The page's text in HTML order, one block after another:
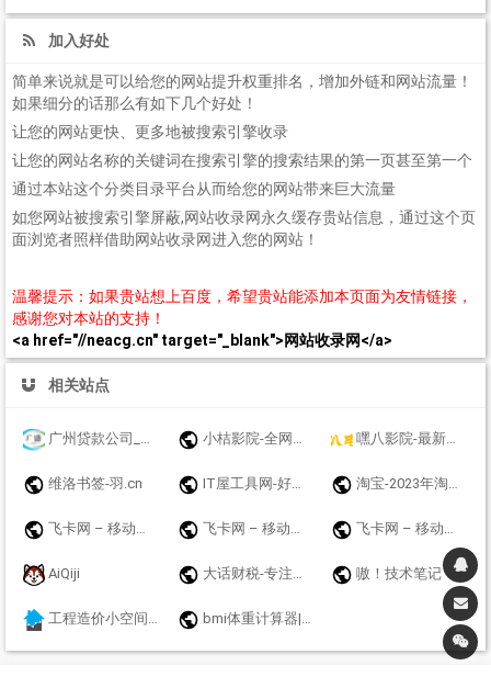
加入好处
简单来说就是可以给您的网站提升权重排名，增加外链和网站流量！
如果细分的话那么有如下几个好处！
让您的网站更快、更多地被搜索引擎收录
让您的网站名称的关键词在搜索引擎的搜索结果的第一页甚至第一个
通过本站这个分类目录平台从而给您的网站带来巨大流量
如您网站被搜索引擎屏蔽,网站收录网永久缓存贵站信息，通过这个页
面浏览者照样借助网站收录网进入您的网站！
温馨提示：如果贵站想上百度，希望贵站能添加本页面为友情链接，
感谢您对本站的支持！
<a href="//neacg.cn" target="_blank">网站收录网</a>
相关站点
广州贷款公司_广州个人小额贷款_广州银行信用贷款_广州公积金贷款_广盛普惠 小桔影院-全网视频免费在线观看 嘿八影院-最新电影电视剧免费高清在线观看
维洛书签-羽.cn IT屋工具网-好用的在线工具都在这里！ 淘宝-2023年淘宝双十一大促攻略_双11红包天猫超市优惠劵秒杀免单商品
飞卡网 – 移动联通电信19元无限流量卡推荐_正规手机卡办理 飞卡网 – 移动联通电信19元无限流量卡推荐_正规手机卡办理 飞卡网 – 移动联通电信19元无限流量卡推荐_正规手机卡办理
AiQiji 大话财税-专注工商财税金融牌照领域代理机构！ 嗷！技术笔记
工程造价小空间-每个造价员都关注的网站 bmi体重计算器|免费bmi在线计算器 - BMI标准计算器